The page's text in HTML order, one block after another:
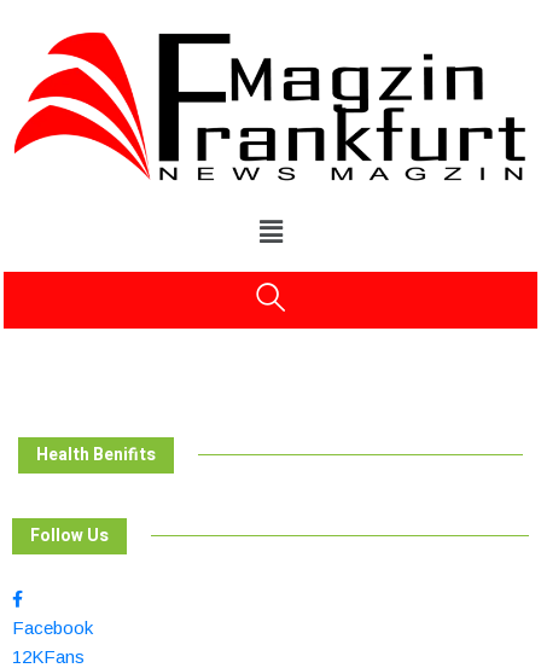
Health Benifits
Follow Us
Facebook
12KFans